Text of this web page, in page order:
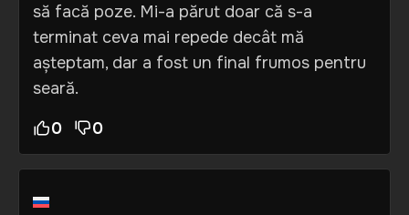
să facă poze. Mi-a părut doar că s-a
terminat ceva mai repede decât mă
așteptam, dar a fost un final frumos pentru
seară.
0 0